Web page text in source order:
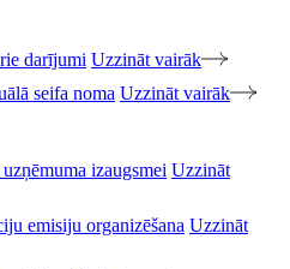
darījumi Uzzināt vairāk
seifa noma Uzzināt vairāk
izaugsmei Uzzināt
emisiju organizēšana Uzzināt